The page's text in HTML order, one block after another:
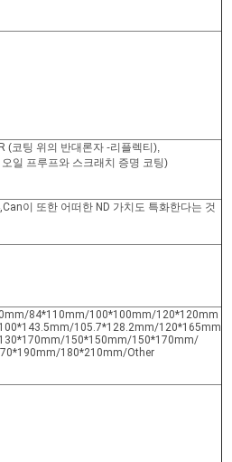
(코팅 위의 반대론자 -리플렉티),
일 프루프와 스크래치 증명 코팅)
이 또한 어떠한 ND 가치도 특화한다는 것
84*110mm/100*100mm/120*120mm
105.7*128.2mm/120*165mm
150*150mm/150*170mm/
180*210mm/Other